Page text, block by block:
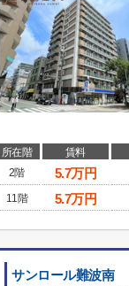
所在階 賃料
2階
5.7万円
11階
5.7万円
サンロール難波南